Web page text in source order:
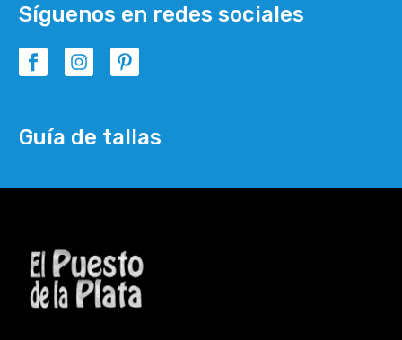
Síguenos en redes sociales
Guía de tallas